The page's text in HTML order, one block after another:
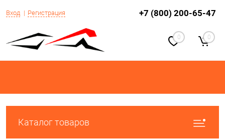
Вход Регистрация +7 (800) 200-65-47
0 0
Каталог товаров